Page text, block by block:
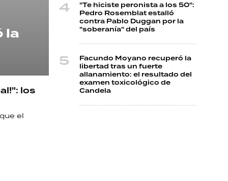
la
los
el
"Te hiciste peronista a los 50":
Pedro Rosemblat estalló
contra Pablo Duggan por la
"soberanía" del país
Facundo Moyano recuperó la
libertad tras un fuerte
allanamiento: el resultado del
examen toxicológico de
Candela